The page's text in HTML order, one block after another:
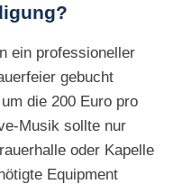
ein professioneller
gebucht
die 200 Euro pro
Musik sollte nur
oder Kapelle
Equipment